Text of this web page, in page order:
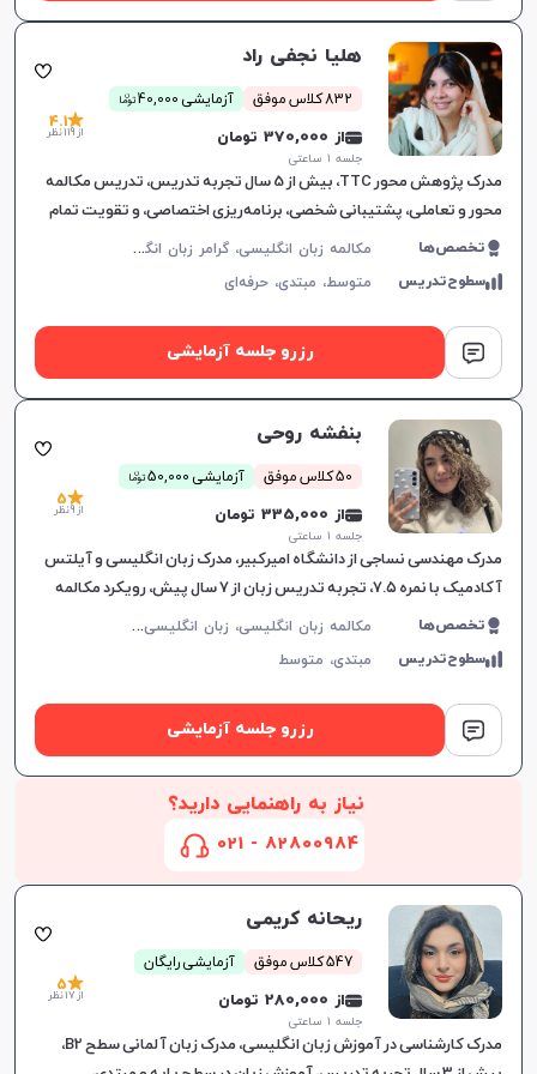
هلیا نجفی راد
832 کلاس موفق آزمایشی 40,000 توما
ن
از 370,000 تومان
جلسه ۱ ساعتی
4.1
از 119 نظر
مدرک پژوهش محور TTC، بیش از 5 سال تجربه تدریس، تدریس مکالمه
محور و تعاملی، پشتیبانی شخصی، برنامه‌ریزی اختصاصی، و تقویت تمام
مهارت‌های زبان انگلیسی.
تخصص‌ها م
کالمه زبان انگلیسی، گرامر زبان انگلیسی، زبان انگلیسی آمریکایی، زبان انگلیسی هفتم دبیرستان، زبان انگلیسی هشتم دبیرستان، زبان انگلیسی نهم دبیرستان، زبان انگلیسی دهم دبیرستان، زبان انگلیسی یازدهم دبیرستان، زبان انگلیسی عمومی، زبان انگلیسی دوازدهم دبیرستان، زبان انگلیسی کنکور سراسری، زبان انگلیسی کودکان
سطوح‌تدریس متوسط، مبتدی،حرفه‌ای
رزرو جلسه آزمایشی
بنفشه روحی
50 کلاس موفق آزمایشی 50,000 توما
ن
از 335,000 تومان
جلسه ۱ ساعتی
5
از 9 نظر
مدرک مهندسی نساجی از دانشگاه امیرکبیر، مدرک زبان انگلیسی و آیلتس
آکادمیک با نمره ۷.۵، تجربه تدریس زبان از ۷ سال پیش، رویکرد مکالمه
محور در آموزش
تخصص‌ها م
کالمه زبان انگلیسی، زبان انگلیسی عمومی، گرامر زبان انگلیسی، زبان انگلیسی تجاری، زبان انگلیسی آمریکایی، زبان انگلیسی هفتم دبیرستان، زبان انگلیسی هشتم دبیرستان، زبان انگلیسی نهم دبیرستان، زبان انگلیسی دهم دبیرستان، زبان انگلیسی یازدهم دبیرستان، زبان انگلیسی دوازدهم دبیرستان، زبان انگلیسی کودکان، آیلتس، تافل
سطوح‌تدریس مبتدی، متوسط
رزرو جلسه آزمایشی
نیاز به راهنمایی دارید؟
82800984 - 021
ریحانه کریمی
547 کلاس موفق آزمایشی رایگان
از 280,000 تومان
جلسه ۱ ساعتی
5
از 17 نظر
مدرک کارشناسی در آموزش زبان انگلیسی، مدرک زبان آلمانی سطح B2،